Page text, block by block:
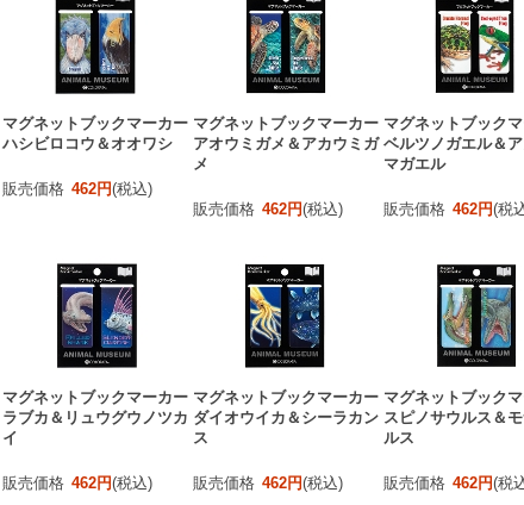
マグネットブックマーカー
ハシビロコウ＆オオワシ
販売価格 462円(税込)
マグネットブックマーカー
アオウミガメ＆アカウミガ
メ
販売価格 462円(税込)
マグネットブック
ベルツノガエル＆
マガエル
販売価格 462円(税
マグネットブックマーカー
ラブカ＆リュウグウノツカ
イ
販売価格 462円(税込)
マグネットブックマーカー
ダイオウイカ＆シーラカン
ス
販売価格 462円(税込)
マグネットブック
スピノサウルス＆
ルス
販売価格 462円(税